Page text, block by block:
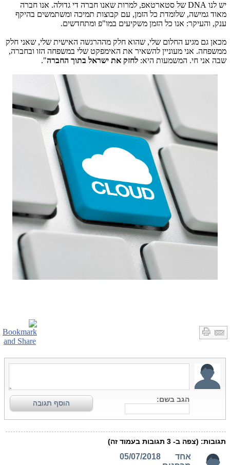
יש לנו DNA של סטארטאפ, למרות שאנו חברה די גדולה. אנו חברה
מאוד גמישה, שלומדת כל הזמן, עם קבוצות תמיכה ומשתמשים בהיקף
ענק, והעיקר: אנו כל הזמן משקיעים במו"פ ומתחדשים.
מכאן גם מגיע החלום שלי, שהוא חלק מההרגשה האישית שלי, שאני חלק
ממשפחה. אני מעוניין להשאיר את האימפקט שלי במשפחה הזו ובחברה,
שבה אני חי. המשמעות היא: לחזק את ישראל בתוך החברה".